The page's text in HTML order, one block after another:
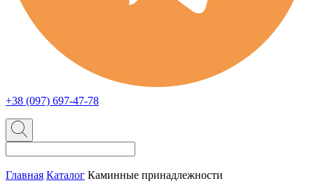
+38 (097) 697-47-78
Главная Каталог Каминные принадлежности